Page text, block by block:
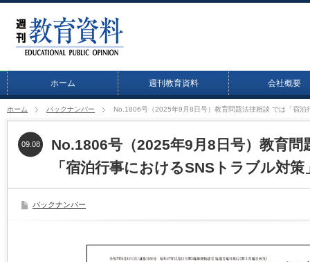
ホーム 週刊教育資料 会社概要
ホーム バックナンバー No.1806号（2025年9月8日号）教育問題法律相談 では「宿泊
No.1806号（2025年9月8日号）教育問
「宿泊行事におけるSNSトラブル対策
09.08
バックナンバー